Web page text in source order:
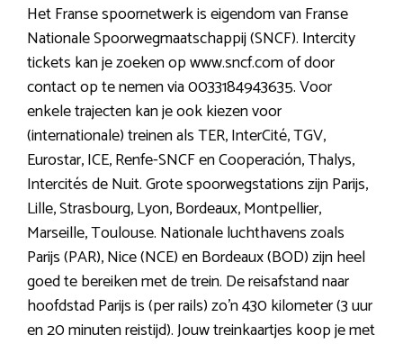
Het Franse spoornetwerk is eigendom van Franse
Nationale Spoorwegmaatschappij (SNCF). Intercity
tickets kan je zoeken op www.sncf.com of door
contact op te nemen via 0033184943635. Voor
enkele trajecten kan je ook kiezen voor
(internationale) treinen als TER, InterCité, TGV,
Eurostar, ICE, Renfe-SNCF en Cooperación, Thalys,
Intercités de Nuit. Grote spoorwegstations zijn Parijs,
Lille, Strasbourg, Lyon, Bordeaux, Montpellier,
Marseille, Toulouse. Nationale luchthavens zoals
Parijs (PAR), Nice (NCE) en Bordeaux (BOD) zijn heel
goed te bereiken met de trein. De reisafstand naar
hoofdstad Parijs is (per rails) zo’n 430 kilometer (3 uur
en 20 minuten reistijd). Jouw treinkaartjes koop je met